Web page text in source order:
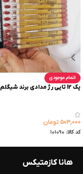
اتمام موجودی
پک 12 تایی رژ مدادی برند شیگلم کد 9012
۵۰۳,۰۰۰ تومان
کد کالا: 101090
هانا کازمتیکس